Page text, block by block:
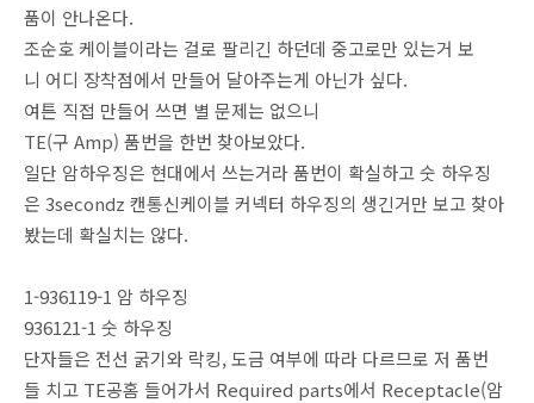
품이 안나온다.
조순호 케이블이라는 걸로 팔리긴 하던데 중고로만 있는거 보
니 어디 장착점에서 만들어 달아주는게 아닌가 싶다.
여튼 직접 만들어 쓰면 별 문제는 없으니
TE(구 Amp) 품번을 한번 찾아보았다.
일단 암하우징은 현대에서 쓰는거라 품번이 확실하고 숫 하우징
은 3secondz 캔통신케이블 커넥터 하우징의 생긴거만 보고 찾아
봤는데 확실치는 않다.
1-936119-1 암 하우징
936121-1 숫 하우징
단자들은 전선 굵기와 락킹, 도금 여부에 따라 다르므로 저 품번
들 치고 TE공홈 들어가서 Required parts에서 Receptacle(암